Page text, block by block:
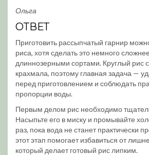
Ольга
ОТВЕТ
Приготовить рассыпчатый гарнир
риса, хотя сделать это немного
длиннозерными сортами. Круглый рис
крахмала, поэтому главная задача —
перед приготовлением и соблюдать
пропорции воды.
Первым делом рис необходимо
Насыпьте его в миску и промывайте
раз, пока вода не станет практически
этот этап помогает избавиться от
который делает готовый рис липким.